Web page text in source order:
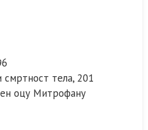
тела, 201
оцу Митрофану